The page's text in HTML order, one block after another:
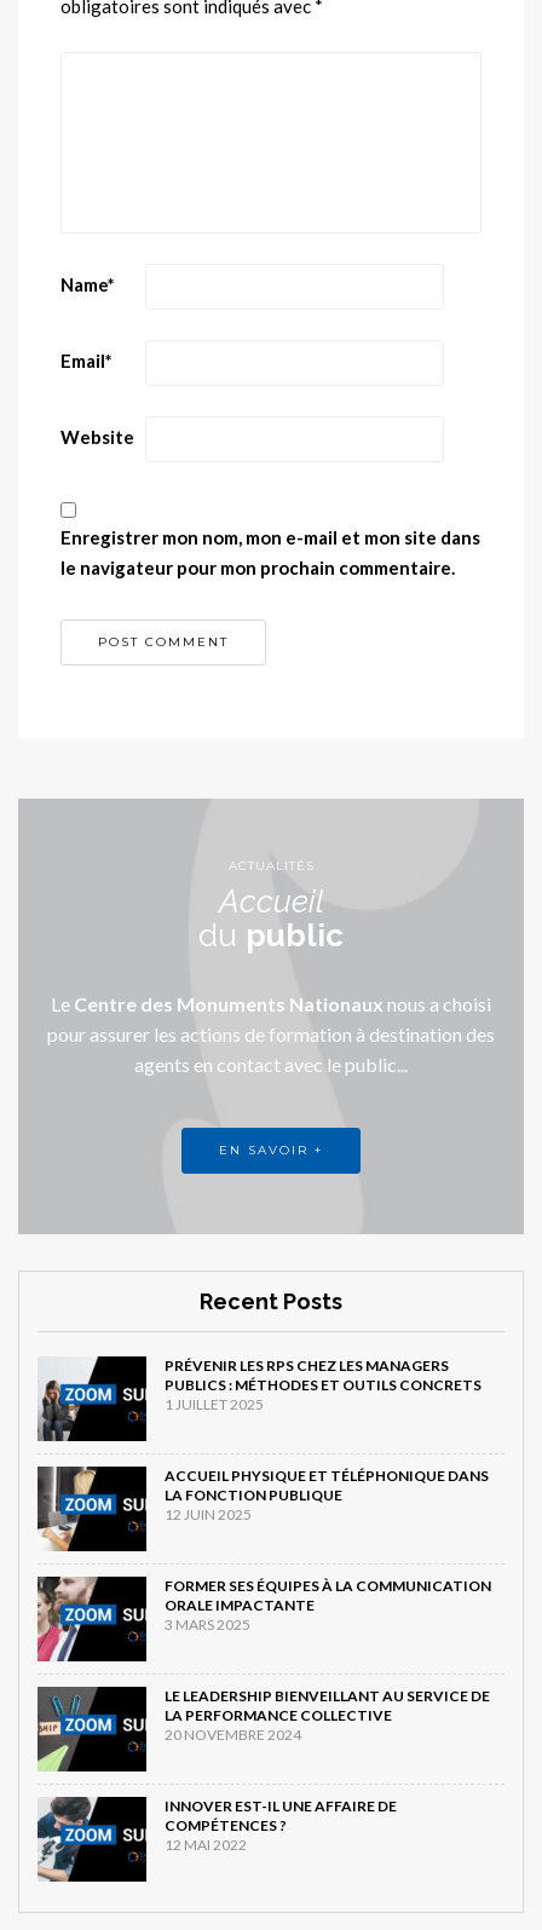
obligatoires sont indiqués avec *
Name*
Email*
Website
Enregistrer mon nom, mon e-mail et mon site dans
le navigateur pour mon prochain commentaire.
ACTUALITÉS
Accueil
du public
Le Centre des Monuments Nationaux nous a choisi
pour assurer les actions de formation à destination des
agents en contact avec le public...
EN SAVOIR +
Recent Posts
PRÉVENIR LES RPS CHEZ LES MANAGERS
PUBLICS : MÉTHODES ET OUTILS CONCRETS
1 JUILLET 2025
ACCUEIL PHYSIQUE ET TÉLÉPHONIQUE DANS
LA FONCTION PUBLIQUE
12 JUIN 2025
FORMER SES ÉQUIPES À LA COMMUNICATION
ORALE IMPACTANTE
3 MARS 2025
LE LEADERSHIP BIENVEILLANT AU SERVICE DE
LA PERFORMANCE COLLECTIVE
20 NOVEMBRE 2024
INNOVER EST-IL UNE AFFAIRE DE
COMPÉTENCES ?
12 MAI 2022